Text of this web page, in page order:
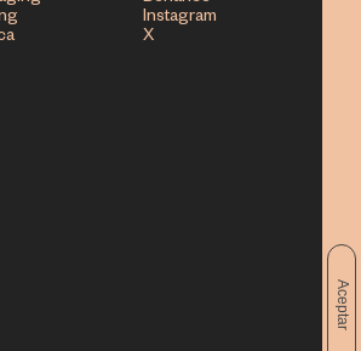
Aceptar
Instagram
X